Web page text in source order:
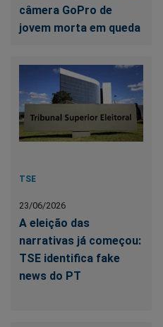
câmera GoPro de
jovem morta em queda
TSE
23/06/2026
A eleição das
narrativas já começou:
TSE identifica fake
news do PT